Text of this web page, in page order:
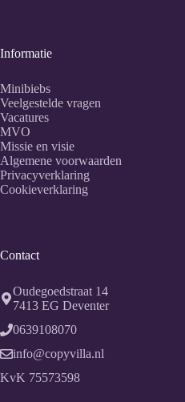
Informatie
Minibiebs
Veelgestelde vragen
Vacatures
MVO
Missie en visie
Algemene voorwaarden
Privacyverklaring
Cookieverklaring
Contact
Oudegoedstraat 14
7413 EG Deventer
0639108070
info@copyvilla.nl
KvK 75573598